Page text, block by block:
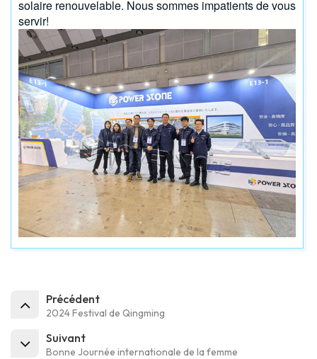
solaire renouvelable. Nous sommes impatients de vous
servir!
Précédent
2024 Festival de Qingming
Suivant
Bonne Journée internationale de la femme